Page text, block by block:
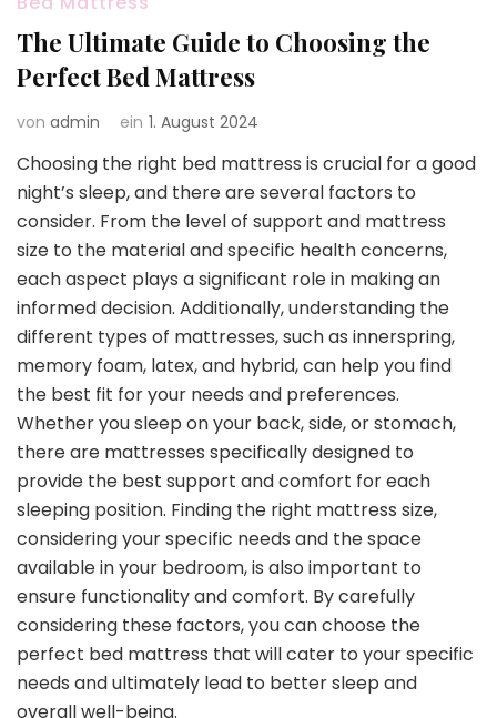
The Ultimate Guide to Choosing the
Perfect Bed Mattress
von admin ein 1. August 2024
Choosing the right bed mattress is crucial for a good
night’s sleep, and there are several factors to
consider. From the level of support and mattress
size to the material and specific health concerns,
each aspect plays a significant role in making an
informed decision. Additionally, understanding the
different types of mattresses, such as innerspring,
memory foam, latex, and hybrid, can help you find
the best fit for your needs and preferences.
Whether you sleep on your back, side, or stomach,
there are mattresses specifically designed to
provide the best support and comfort for each
sleeping position. Finding the right mattress size,
considering your specific needs and the space
available in your bedroom, is also important to
ensure functionality and comfort. By carefully
considering these factors, you can choose the
perfect bed mattress that will cater to your specific
needs and ultimately lead to better sleep and
overall well-being.